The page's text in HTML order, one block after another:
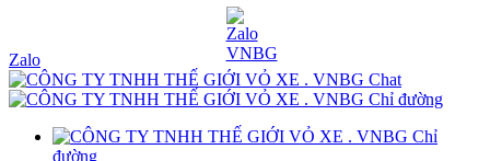
Zalo
Chat
Chỉ đường
Chỉ
đường